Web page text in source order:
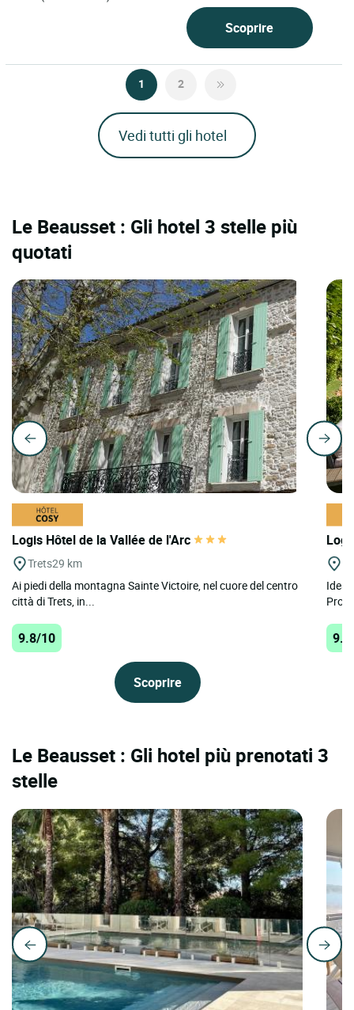
Scoprire
1 2
Vedi tutti gli hotel
Le Beausset : Gli hotel 3 stelle più
quotati
Logis Hôtel de la Vallée de l'Arc
Trets29 km
Ai piedi della montagna Sainte Victoire, nel cuore del centro
città di Trets, in...
9.8/10
Scoprire
Le Beausset : Gli hotel più prenotati 3
stelle